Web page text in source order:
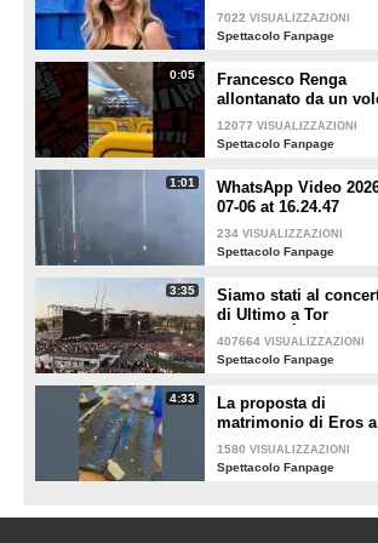
7022 VISUALIZZAZIONI
Spettacolo Fanpage
0:05
Francesco Renga
allontanato da un
Ryanair dopo una
discussione con gli
12077 VISUALIZZAZIONI
Spettacolo Fanpage
1:01
WhatsApp Video
07-06 at 16.24.47
234 VISUALIZZAZIONI
Spettacolo Fanpage
3:35
Siamo stati al
di Ultimo a Tor
Vergata: "È il giorno
che aspettavo, questa
407664 VISUALIZZAZIONI
Spettacolo Fanpage
4:33
La proposta di
matrimonio di Eros a
Guendalina Canessa
1580 VISUALIZZAZIONI
Spettacolo Fanpage